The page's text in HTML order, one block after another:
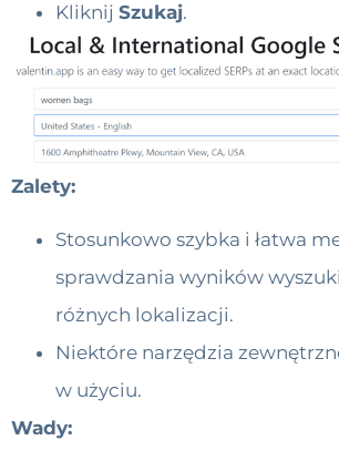
Kliknij Szukaj.
Zalety:
Stosunkowo szybka i łatwa
sprawdzania wyników
różnych lokalizacji.
Niektóre narzędzia
w użyciu.
Wady: